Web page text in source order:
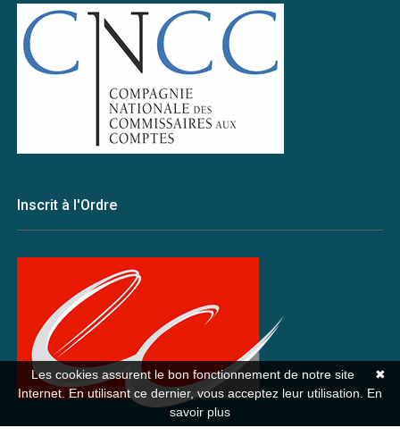
Inscrit à l'Ordre
✖
Les cookies assurent le bon fonctionnement de notre site
Internet. En utilisant ce dernier, vous acceptez leur utilisation. En
savoir plus